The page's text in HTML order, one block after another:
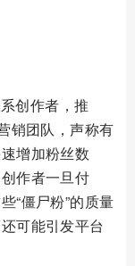
创作者，推
销团队，声称有
增加粉丝数
作者一旦付
“僵尸粉”的质量
可能引发平台